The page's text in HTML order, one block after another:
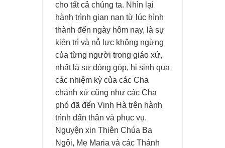
cho tất cả chúng ta. Nhìn lại
hành trình gian nan từ lúc hình
thành đến ngày hôm nay, là sự
kiên trì và nỗ lực không ngừng
của từng người trong giáo xứ,
nhất là sự đóng góp, hi sinh qua
các nhiệm kỳ của các Cha
chánh xứ cũng như các Cha
phó đã đến Vinh Hà trên hành
trình dấn thân và phục vụ.
Nguyện xin Thiên Chúa Ba
Ngôi, Mẹ Maria và các Thánh